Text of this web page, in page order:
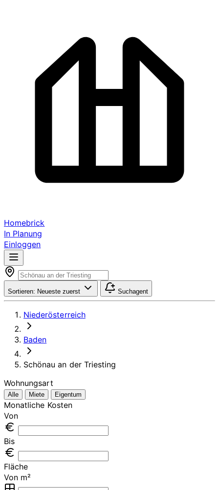
Homebrick
In Planung
Einloggen
Sortieren: Neueste zuerst Suchagent
Niederösterreich
Baden
Schönau an der Triesting
Wohnungsart
Alle Miete Eigentum
Monatliche Kosten
Von
Bis
Fläche
Von m²